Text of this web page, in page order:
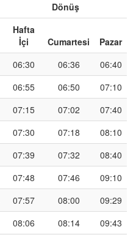
Dönüş
Hafta
İçi
Cumartesi
Pazar
06:30 06:36
06:40
06:55 06:50
07:10
07:15 07:02
07:40
07:30 07:18
08:10
07:39 07:32
08:40
07:48 07:46
09:10
07:57 08:00
09:29
08:06 08:14
09:43